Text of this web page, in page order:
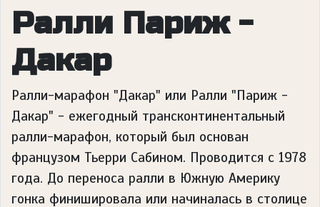
Ралли Париж -
Дакар
Ралли-марафон "Дакар" или Ралли "Париж -
Дакар" - ежегодный трансконтинентальный
ралли-марафон, который был основан
французом Тьерри Сабином. Проводится с 1978
года. До переноса ралли в Южную Америку
гонка финишировала или начиналась в столице